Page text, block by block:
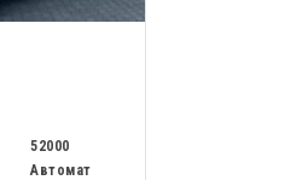
52000
Автомат